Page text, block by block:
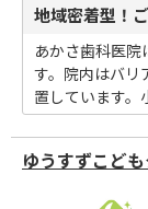
地域密着型！
あかさ歯科医
す。院内はバリ
置しています。
ゆうすずこど